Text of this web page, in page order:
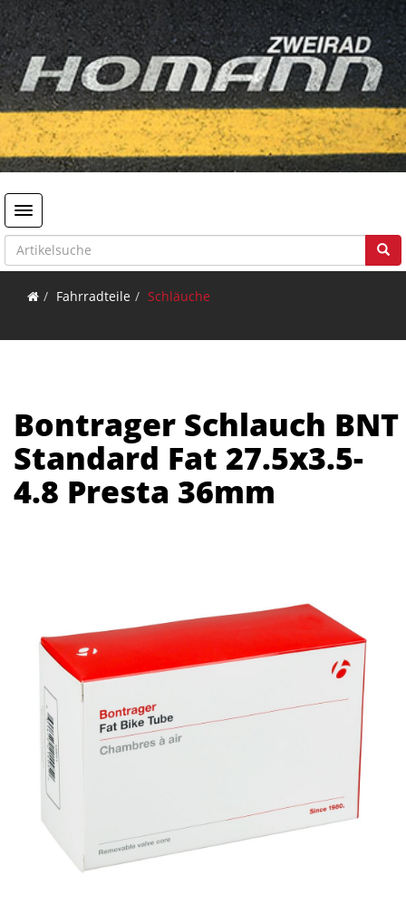
Toggle navigation
Fahrradteile Schläuche
Bontrager Schlauch BNT
Standard Fat 27.5x3.5-
4.8 Presta 36mm